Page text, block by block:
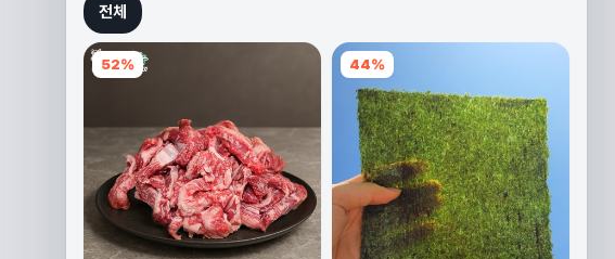
전체
52% 44%